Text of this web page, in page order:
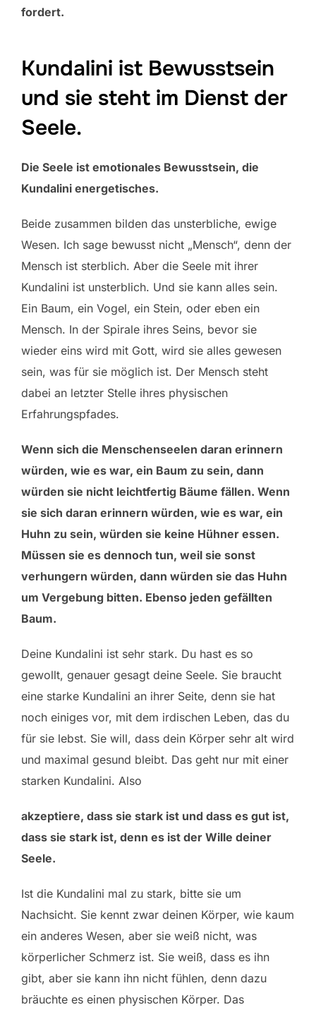
fordert.
Kundalini ist Bewusstsein
und sie steht im Dienst der
Seele.
Die Seele ist emotionales Bewusstsein, die
Kundalini energetisches.
Beide zusammen bilden das unsterbliche, ewige
Wesen. Ich sage bewusst nicht „Mensch“, denn der
Mensch ist sterblich. Aber die Seele mit ihrer
Kundalini ist unsterblich. Und sie kann alles sein.
Ein Baum, ein Vogel, ein Stein, oder eben ein
Mensch. In der Spirale ihres Seins, bevor sie
wieder eins wird mit Gott, wird sie alles gewesen
sein, was für sie möglich ist. Der Mensch steht
dabei an letzter Stelle ihres physischen
Erfahrungspfades.
Wenn sich die Menschenseelen daran erinnern
würden, wie es war, ein Baum zu sein, dann
würden sie nicht leichtfertig Bäume fällen. Wenn
sie sich daran erinnern würden, wie es war, ein
Huhn zu sein, würden sie keine Hühner essen.
Müssen sie es dennoch tun, weil sie sonst
verhungern würden, dann würden sie das Huhn
um Vergebung bitten. Ebenso jeden gefällten
Baum.
Deine Kundalini ist sehr stark. Du hast es so
gewollt, genauer gesagt deine Seele. Sie braucht
eine starke Kundalini an ihrer Seite, denn sie hat
noch einiges vor, mit dem irdischen Leben, das du
für sie lebst. Sie will, dass dein Körper sehr alt wird
und maximal gesund bleibt. Das geht nur mit einer
starken Kundalini. Also
akzeptiere, dass sie stark ist und dass es gut ist,
dass sie stark ist, denn es ist der Wille deiner
Seele.
Ist die Kundalini mal zu stark, bitte sie um
Nachsicht. Sie kennt zwar deinen Körper, wie kaum
ein anderes Wesen, aber sie weiß nicht, was
körperlicher Schmerz ist. Sie weiß, dass es ihn
gibt, aber sie kann ihn nicht fühlen, denn dazu
bräuchte es einen physischen Körper. Das